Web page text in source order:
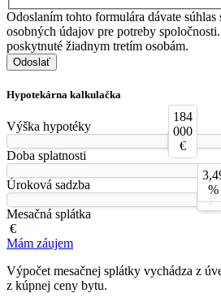
Odoslaním tohto formulára dávate súhlas
osobných údajov pre potreby
poskytnuté žiadnym tretím osobám.
Odoslať
Hypotekárna kalkulačka
Výška hypotéky
184
000
€
Doba splatnosti
Úroková sadzba
%
Mesačná splátka
€
Mám záujem
Výpočet mesačnej splátky vychádza z
z kúpnej ceny bytu.